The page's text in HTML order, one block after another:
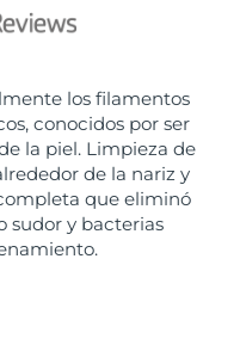
los filamentos
conocidos por ser
la piel. Limpieza de
de la nariz y
que eliminó
sudor y bacterias